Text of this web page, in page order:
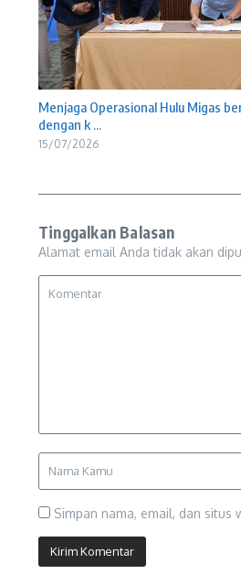
Menjaga Operasional Hulu Migas
dengan k ...
15/07/2026
Tinggalkan Balasan
Alamat email Anda tidak akan
Simpan nama, email, dan situs